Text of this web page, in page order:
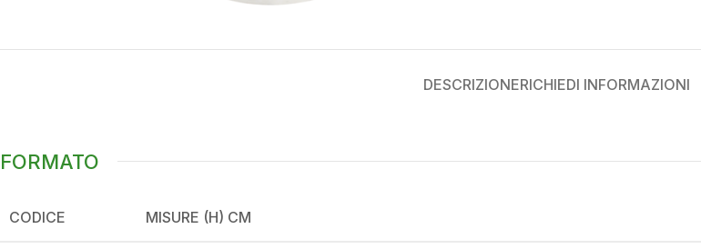
DESCRIZIONERICHIEDI INFORMAZIONI
FORMATO
CODICE MISURE (H) CM